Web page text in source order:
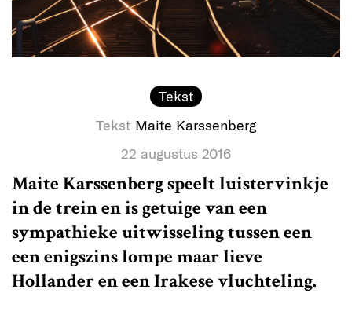
Tekst
Tekst Maite Karssenberg
22 augustus 2016
Maite Karssenberg speelt luistervinkje
in de trein en is getuige van een
sympathieke uitwisseling tussen een
een enigszins lompe maar lieve
Hollander en een Irakese vluchteling.